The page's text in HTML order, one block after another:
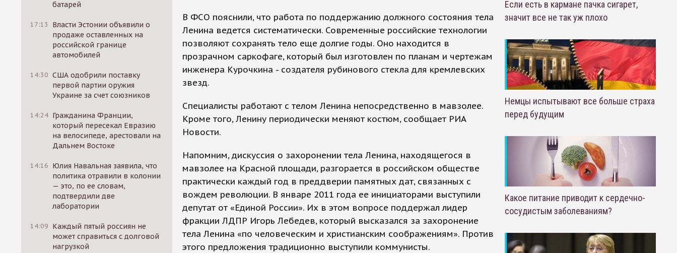
батарей
17:13
Власти Эстонии объявили о
продаже оставленных на
российской границе
автомобилей
14:30 США одобрили поставку
первой партии оружия
Украине за счет союзников
14:24 Гражданина Франции,
который пересекал Евразию
на велосипеде, арестовали на
Дальнем Востоке
14:16 Юлия Навальная заявила, что
политика отравили в колонии
— это, по ее словам,
подтвердили две
лаборатории
14:09 Каждый пятый россиян не
может справиться с долговой
нагрузкой
В ФСО пояснили, что работа по поддержанию должного состояния тела
Ленина ведется систематически. Современные российские технологии
позволяют сохранять тело еще долгие годы. Оно находится в
прозрачном саркофаге, который был изготовлен по планам и чертежам
инженера Курочкина - создателя рубинового стекла для кремлевских
звезд.
Специалисты работают с телом Ленина непосредственно в мавзолее.
Кроме того, Ленину периодически меняют костюм, сообщает РИА
Новости.
Напомним, дискуссия о захоронении тела Ленина, находящегося в
мавзолее на Красной площади, разгорается в российском обществе
практически каждый год в преддверии памятных дат, связанных с
вождем революции. В январе 2011 года ее инициаторами выступили
депутат от «Единой России». Их в этом вопросе поддержал лидер
фракции ЛДПР Игорь Лебедев, который высказался за захоронение
тела Ленина «по человеческим и христианским соображениям». Против
этого предложения традиционно выступили коммунисты.
Если есть в кармане пачка сигарет,
значит все не так уж плохо
Немцы испытывают все больше страха
перед будущим
Какое питание приводит к сердечно-
сосудистым заболеваниям?